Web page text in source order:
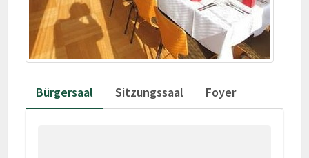
Bürgersaal Sitzungssaal Foyer